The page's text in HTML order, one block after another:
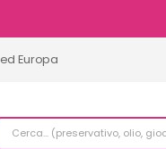
Europa